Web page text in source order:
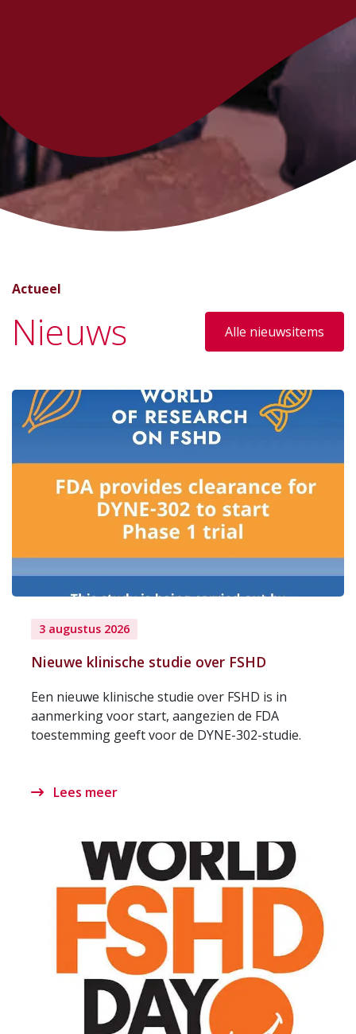
Actueel
Nieuws Alle nieuwsitems
3 augustus 2026
Nieuwe klinische studie over FSHD
Een nieuwe klinische studie over FSHD is in
aanmerking voor start, aangezien de FDA
toestemming geeft voor de DYNE-302-studie.
Lees meer